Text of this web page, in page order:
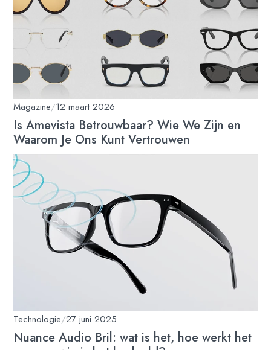
Magazine/12 maart 2026
Is Amevista Betrouwbaar? Wie We Zijn en
Waarom Je Ons Kunt Vertrouwen
Technologie/27 juni 2025
Nuance Audio Bril: wat is het, hoe werkt het